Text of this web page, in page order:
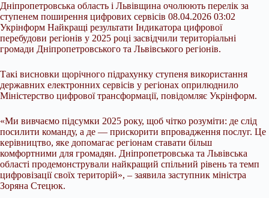
Дніпропетровська область і Львівщина очолюють перелік за
ступенем поширення цифрових сервісів 08.04.2026 03:02
Укрінформ Найкращі результати Індикатора цифрової
перебудови регіонів у 2025 році засвідчили територіальні
громади Дніпропетровського та Львівського регіонів.
Такі висновки щорічного підрахунку ступеня використання
державних електронних сервісів у регіонах оприлюднило
Міністерство цифрової трансформації, повідомляє Укрінформ.
«Ми вивчаємо підсумки 2025 року, щоб чітко розуміти: де слід
посилити команду, а де — прискорити впровадження послуг. Це
керівництво, яке допомагає регіонам ставати більш
комфортними для громадян. Дніпропетровська та Львівська
області продемонстрували найкращий спільний рівень та темп
цифровізації своїх територій», – заявила заступник міністра
Зоряна Стецюк.